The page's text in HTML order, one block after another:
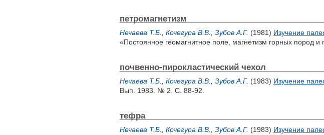
петромагнетизм
Нечаева Т.Б. Кочегура В.В. Зубов А.Г. (1981) Изучение
«Постоянное геомагнитное поле, магнетизм горных пород
почвенно-пирокластический чехол
Нечаева Т.Б. Кочегура В.В. Зубов А.Г. (1983) Изучение
Вып. 1983. № 2. С. 88-92.
тефра
Нечаева Т.Б. Кочегура В.В. Зубов А.Г. (1983) Изучение